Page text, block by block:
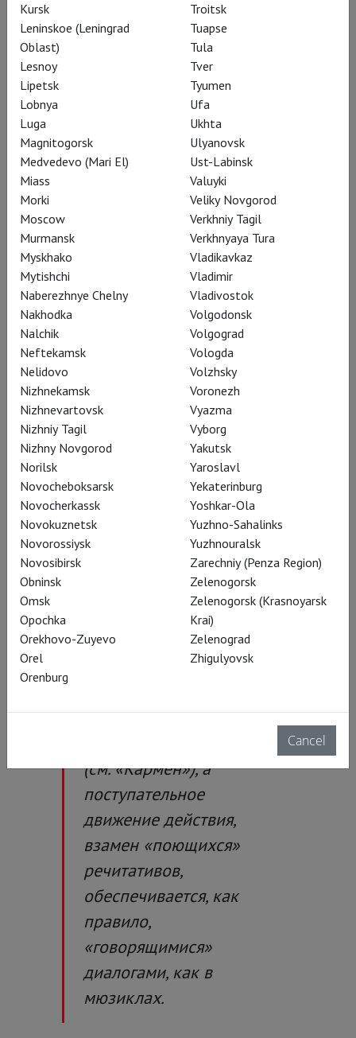
«Дочь полка» – знаковая опера
Доницетти, стоящая особняком как
среди всех семи десятков
написанных им опер, так и среди тех
двадцати с лишком, что до сих пор
ставятся с разной степенью
регулярности. Это дебютная
парижская опера композитора,
написанная во время его первого
полуторагодичного пребывания в
столице Июльской монархии (с
октября 1838-го по июнь 1840-го
соответственно, – первая,
сочиненная на основе французского
либретто. Также, это первая из двух
опер Доницетти в чисто
французском жанре opera comique,
синономичном одноименному театру,
где 11 февраля 1840 г. и состоялась
ее премьера (
премьера второй –
«Риты, или побитого мужа» – прошла
в Opera-Comique лишь в 1860 году,
спустя двенадцать лет после смерти
Стоит заметить, что
оперы» бывает
(см. «Кармен»), а
поступательное
движение действия,
взамен «поющихся»
речитативов,
обеспечивается, как
правило,
«говорящимися»
диалогами, как в
мюзиклах.
Kursk
Leninskoe (Leningrad
Oblast)
Lesnoy
Lipetsk
Lobnya
Luga
Magnitogorsk
Medvedevo (Mari El)
Miass
Morki
Moscow
Murmansk
Myskhako
Mytishchi
Naberezhnye Chelny
Nakhodka
Nalchik
Neftekamsk
Nelidovo
Nizhnekamsk
Nizhnevartovsk
Nizhniy Tagil
Nizhny Novgorod
Norilsk
Novocheboksarsk
Novocherkassk
Novokuznetsk
Novorossiysk
Novosibirsk
Obninsk
Omsk
Opochka
Orekhovo-Zuyevo
Orel
Orenburg
Troitsk
Tuapse
Tula
Tver
Tyumen
Ufa
Ukhta
Ulyanovsk
Ust-Labinsk
Valuyki
Veliky Novgorod
Verkhniy Tagil
Verkhnyaya Tura
Vladikavkaz
Vladimir
Vladivostok
Volgodonsk
Volgograd
Vologda
Volzhsky
Voronezh
Vyazma
Vyborg
Yakutsk
Yaroslavl
Yekaterinburg
Yoshkar-Ola
Yuzhno-Sahalinks
Yuzhnouralsk
Zarechniy (Penza Region)
Zelenogorsk
Zelenogorsk (Krasnoyarsk
Krai)
Zelenograd
Zhigulyovsk
Cancel